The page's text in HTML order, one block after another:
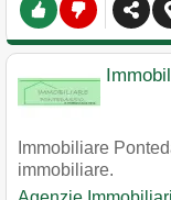
Immobiliare
immobiliare.